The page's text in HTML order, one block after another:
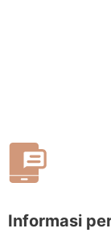
Informasi